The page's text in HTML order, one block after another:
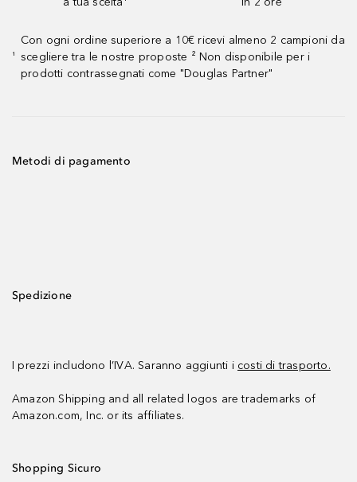
¹
Con ogni ordine superiore a 10€ ricevi almeno 2 campioni da
scegliere tra le nostre proposte ² Non disponibile per i
prodotti contrassegnati come "Douglas Partner"
Metodi di pagamento
Spedizione
I prezzi includono l’IVA. Saranno aggiunti i costi di trasporto.
Amazon Shipping and all related logos are trademarks of
Amazon.com, Inc. or its affiliates.
Shopping Sicuro